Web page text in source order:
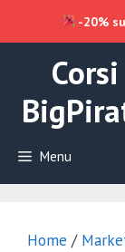
contenuto
Corsi
Menu
Home /
-20%